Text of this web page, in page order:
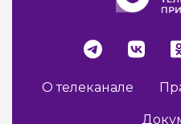
О телеканале